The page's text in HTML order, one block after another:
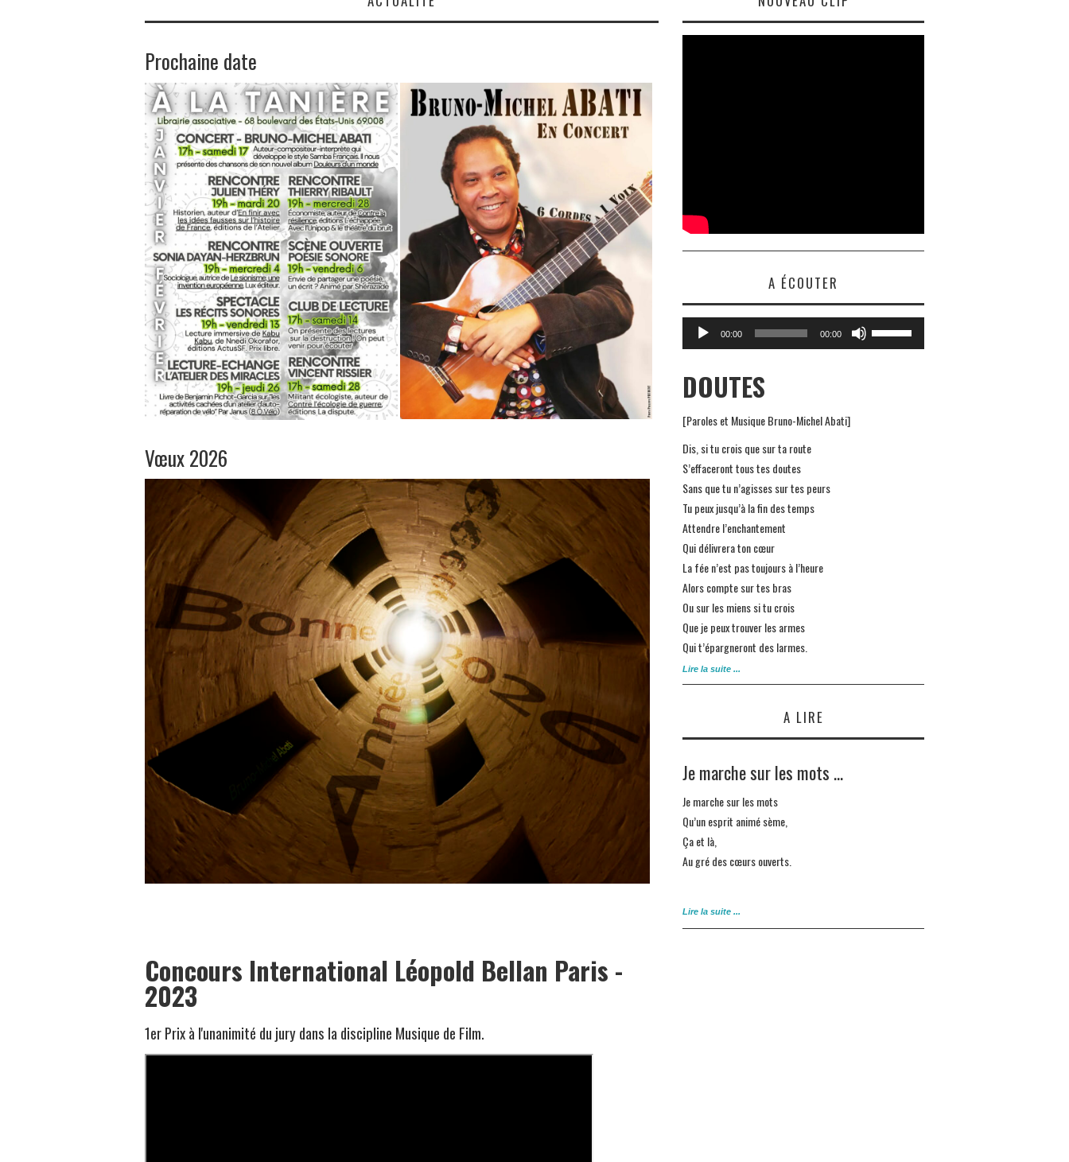
Prochaine date
Vœux 2026
Concours International Léopold Bellan Paris -
2023
1er Prix à l'unanimité du jury dans la discipline Musique de Film.
A ÉCOUTER
Lecteur
audio
00:00 00:00
DOUTES
[Paroles et Musique Bruno-Michel Abati]
Dis, si tu crois que sur ta route
S’effaceront tous tes doutes
Sans que tu n’agisses sur tes peurs
Tu peux jusqu’à la fin des temps
Attendre l’enchantement
Qui délivrera ton cœur
La fée n’est pas toujours à l’heure
Alors compte sur tes bras
Ou sur les miens si tu crois
Que je peux trouver les armes
Qui t’épargneront des larmes.
Lire la suite ...
A LIRE
Je marche sur les mots …
Je marche sur les mots
Qu’un esprit animé sème,
Ça et là,
Au gré des cœurs ouverts.
Lire la suite ...